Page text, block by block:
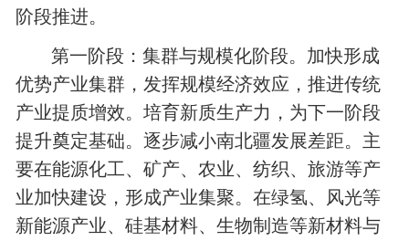
阶段推进。
第一阶段：集群与规模化阶段。加快形成
优势产业集群，发挥规模经济效应，推进传统
产业提质增效。培育新质生产力，为下一阶段
提升奠定基础。逐步减小南北疆发展差距。主
要在能源化工、矿产、农业、纺织、旅游等产
业加快建设，形成产业集聚。在‌绿氢、‌风光等
新能源产业、‌硅基材料、生物制造等新材料与